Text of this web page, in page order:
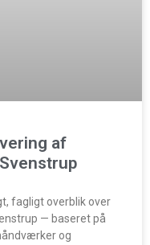
af
fagligt overblik over
— baseret på
og